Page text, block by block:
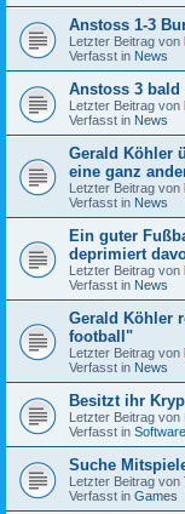
Anstoss 1-3
Letzter Beitrag von
Verfasst in News
Anstoss 3 bald
Letzter Beitrag von
Verfasst in News
Gerald Köhler
eine ganz
Letzter Beitrag von
Verfasst in News
Ein guter
deprimiert
Letzter Beitrag von
Verfasst in News
Gerald Köhler
football"
Letzter Beitrag von
Verfasst in News
Besitzt ihr
Letzter Beitrag von
Verfasst in
Suche
Letzter Beitrag von
Verfasst in Games